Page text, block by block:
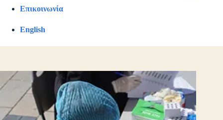
Επικοινωνία
English